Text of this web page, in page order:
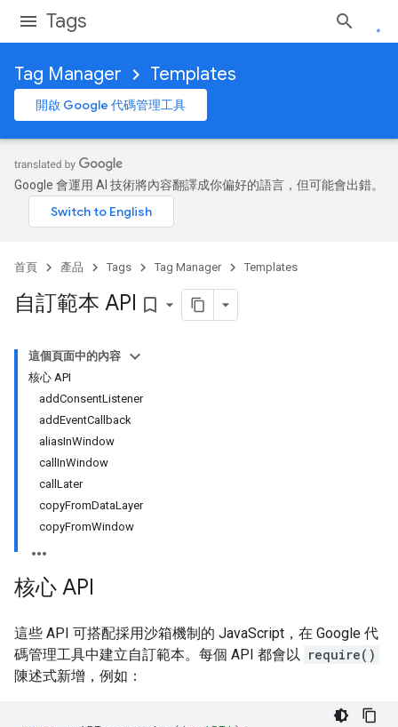
Tags
Tag Manager Templates
開啟 Google 代碼管理工具
Google 會運用 AI 技術將內容翻譯成你偏好的語言，但可能會出錯。
首頁 產品 Tags Tag Manager Templates
自訂範本 API bookmark_border
這個頁面中的內容
核心 API
addConsentListener
addEventCallback
aliasInWindow
callInWindow
callLater
copyFromDataLayer
copyFromWindow
核心 API
這些 API 可搭配採用沙箱機制的 JavaScript，在 Google 代
碼管理工具中建立自訂範本。每個 API 都會以 require()
陳述式新增，例如：